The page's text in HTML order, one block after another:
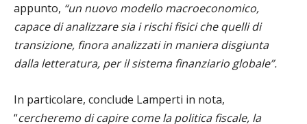
appunto, “un nuovo modello macroeconomico,
capace di analizzare sia i rischi fisici che quelli di
transizione, finora analizzati in maniera disgiunta
dalla letteratura, per il sistema finanziario globale”.
In particolare, conclude Lamperti in nota,
“cercheremo di capire come la politica fiscale, la